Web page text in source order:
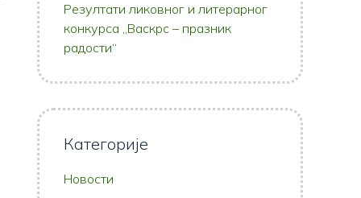
Резултати ликовног и литерарног
конкурса „Васкрс – празник
радости“
Категорије
Новости